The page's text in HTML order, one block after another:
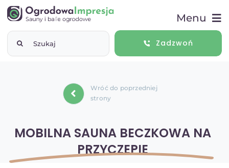
Przejdź
do
zawartości
Menu
Sauny ogrodowe
Balie ogrodowe
Baseny ogrodowe
Szukaj
Zadzwoń
Wróć do poprzedniej
strony
MOBILNA SAUNA BECZKOWA NA
PRZYCZEPIE